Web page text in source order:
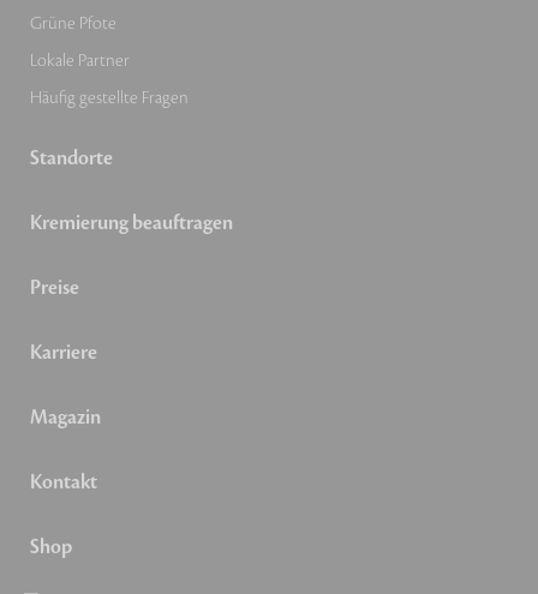
Grüne Pfote
Lokale Partner
Häufig gestellte Fragen
Standorte
Kremierung beauftragen
Preise
Karriere
Magazin
Kontakt
Shop